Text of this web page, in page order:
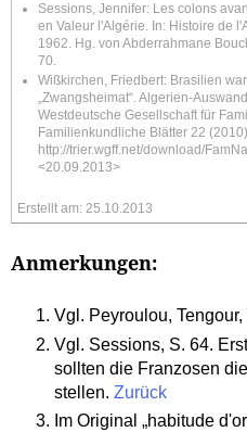
Sessions, Jennifer: Les colons
en Valeur l'Algérie. In: Histoire de
1962. Hg. von Abderrahmane
70.
Wißkirchen, Friedbert: Brasilien
„Zwangsheimat“. Algerien-
Westdeutsche Gesellschaft für
Familienkundliche Blätter 22
http://trier.wgff.net/download/
<20.09.2013>
Erstellt am: 25.10.2013
Anmerkungen:
Vgl. Peyroulou,
Vgl. Sessions, S. 64.
sollten die Franzosen
stellen. Zurück
Im Original „habitude